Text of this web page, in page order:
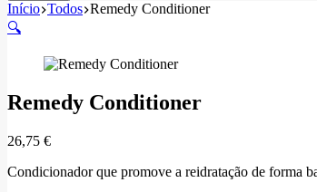
Início Todos Remedy Conditioner
🔍
Remedy Conditioner
26,75 €
Condicionador que promove a reidratação de forma